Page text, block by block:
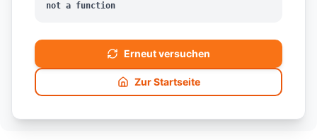
not a function
Erneut versuchen
Zur Startseite